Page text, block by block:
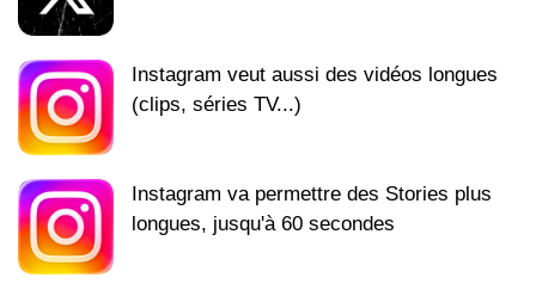
Instagram veut aussi des vidéos longues
(clips, séries TV...)
Instagram va permettre des Stories plus
longues, jusqu'à 60 secondes